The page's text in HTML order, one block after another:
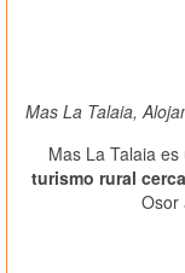
Mas La Talaia,
Mas La Talaia
turismo rural
Osor